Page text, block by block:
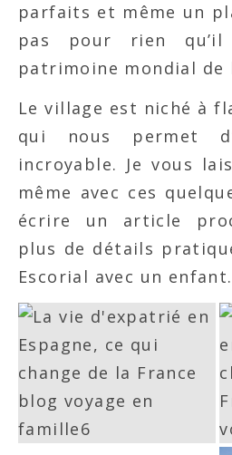
parfaits et même un
pas pour rien
patrimoine mondial de
Le village est niché à
qui nous permet
incroyable. Je vous
même avec ces
écrire un article
plus de détails
Escorial avec un enfant.